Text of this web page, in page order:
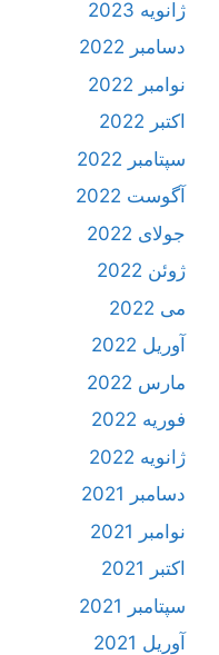
ژانویه 2023
دسامبر 2022
نوامبر 2022
اکتبر 2022
سپتامبر 2022
آگوست 2022
جولای 2022
ژوئن 2022
می 2022
آوریل 2022
مارس 2022
فوریه 2022
ژانویه 2022
دسامبر 2021
نوامبر 2021
اکتبر 2021
سپتامبر 2021
آوریل 2021